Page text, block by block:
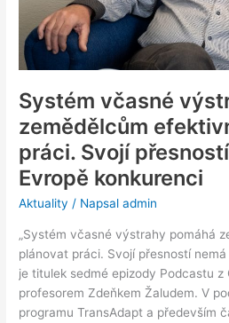
Systém včasné
zemědělcům
práci. Svojí
Evropě konkurenci
Aktuality / Napsaladmin
„Systém včasné výstrahy pomáhá
plánovat práci. Svojí přesností
je titulek sedmé epizody Podcastu
profesorem Zdeňkem Žaludem. V
programu TransAdapt a především
přesností
nemá
v
Evropě
konkurenci